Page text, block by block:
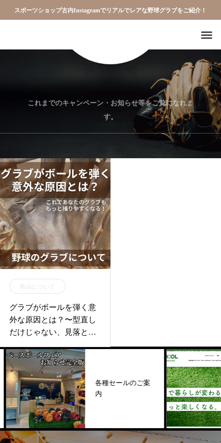
スポーツショップ古内Instagramでリアルでレアな野球グラブをご紹介！
これまでのキャンペーン・お知らせ等をご覧になれま
す。
商品について
グラブがボールを弾く意
外な原因とは？〜型直し
だけじゃない、見落とし
各種セールのご案